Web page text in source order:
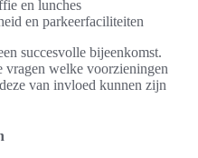
en lunches
en parkeerfaciliteiten
succesvolle bijeenkomst.
vragen welke voorzieningen
van invloed kunnen zijn